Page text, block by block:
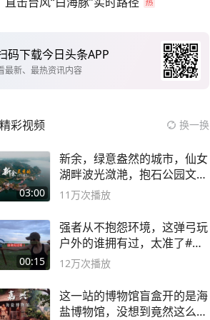
码下载今日头条APP
最新、最热资讯内容
精彩视频 换一换
03:00
新余，绿意盎然的城市，仙女
湖畔波光潋滟，抱石公园文化
深邃……
11万次播放
00:15
强者从不抱怨环境，这弹弓玩
户外的谁拥有过，太准了#弹
弓#户外
12万次播放
这一站的博物馆盲盒开的是海
盐博物馆，没想到竟然这么好